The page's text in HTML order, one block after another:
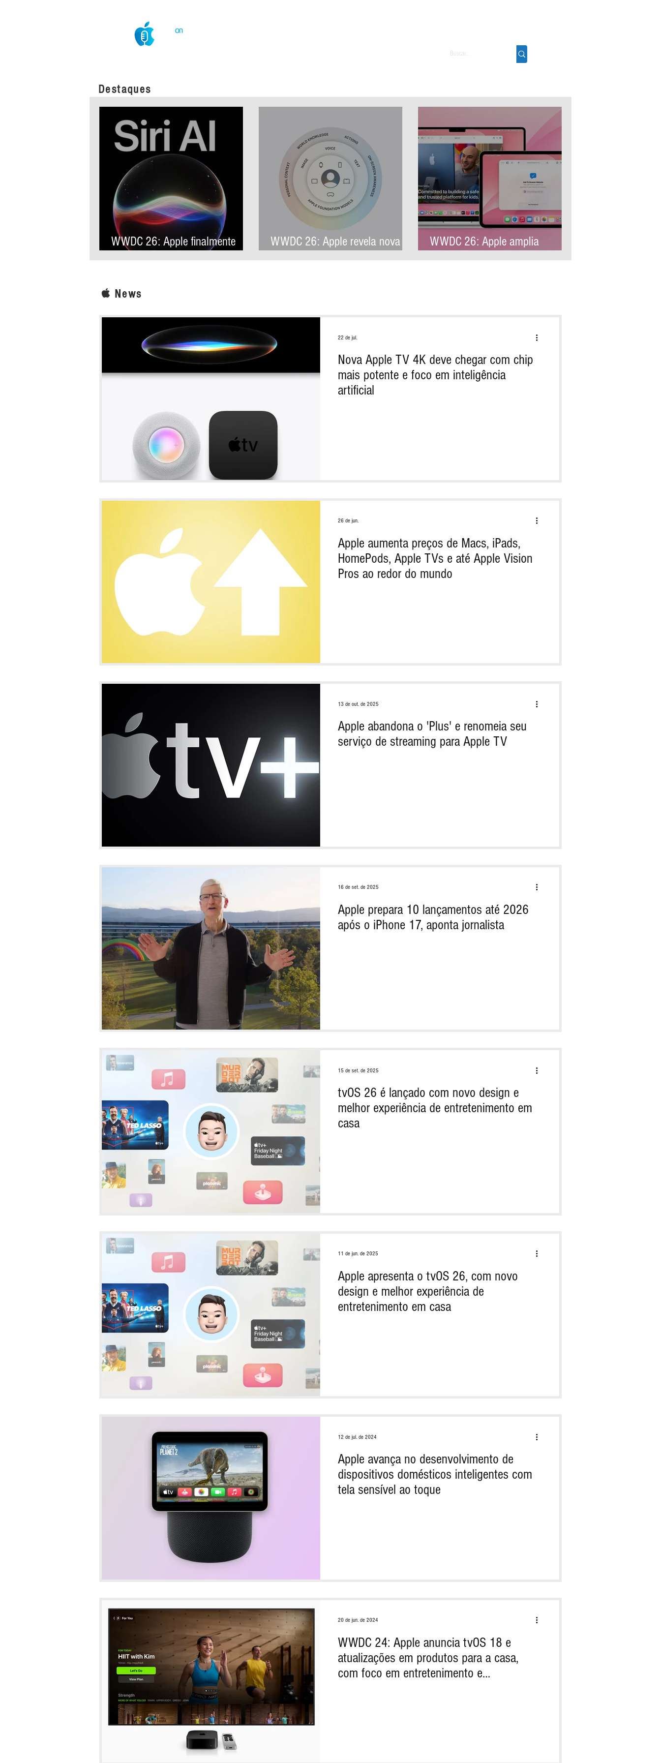
Destaques
WWDC 26: Apple finalmente
anuncia Siri AI, sua nova
inteligência artificial
WWDC 26: Apple revela nova
arquitetura de IA para levar
WWDC 26: Apple amplia
controle parental e reforça
News
Nova Apple TV 4K deve chegar com chip
mais potente e foco em inteligência
artificial
22 de jul.
Apple aumenta preços de Macs, iPads,
HomePods, Apple TVs e até Apple Vision
Pros ao redor do mundo
26 de jun.
Apple abandona o 'Plus' e renomeia seu
serviço de streaming para Apple TV
13 de out. de 2025
Apple prepara 10 lançamentos até 2026
após o iPhone 17, aponta jornalista
16 de set. de 2025
tvOS 26 é lançado com novo design e
melhor experiência de entretenimento em
casa
15 de set. de 2025
Apple apresenta o tvOS 26, com novo
design e melhor experiência de
entretenimento em casa
11 de jun. de 2025
Apple avança no desenvolvimento de
dispositivos domésticos inteligentes com
tela sensível ao toque
12 de jul. de 2024
WWDC 24: Apple anuncia tvOS 18 e
atualizações em produtos para a casa,
com foco em entretenimento e
20 de jun. de 2024